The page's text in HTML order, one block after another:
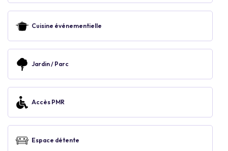
Cuisine événementielle
Jardin / Parc
Accès PMR
Espace détente